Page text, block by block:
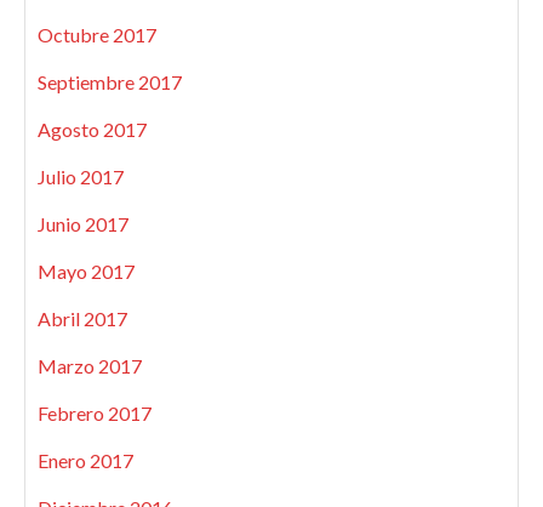
Octubre 2017
Septiembre 2017
Agosto 2017
Julio 2017
Junio 2017
Mayo 2017
Abril 2017
Marzo 2017
Febrero 2017
Enero 2017